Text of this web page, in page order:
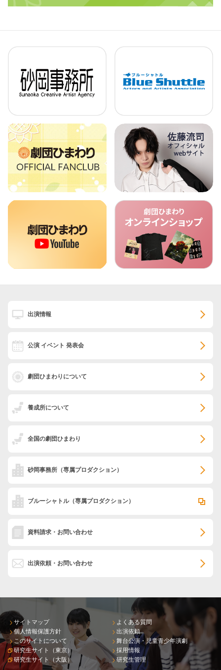
出演情報
公演 イベント 発表会
劇団ひまわりについて
養成所について
全国の劇団ひまわり
砂岡事務所 （専属プロダクション）
ブルーシャトル（専属プロダクション）
資料請求・お問い合わせ
出演依頼・お問い合わせ
サイトマップ
個人情報保護方針
このサイトについて
研究生サイト（東京）
研究生サイト（大阪）
よくある質問
出演依頼
舞台公演・児童青少年演劇
採用情報
研究生管理